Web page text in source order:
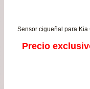
Precio